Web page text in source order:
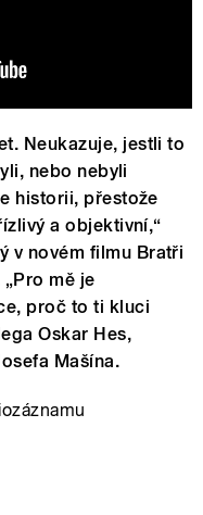
Neukazuje, jestli to
nebo nebyli
historii, přestože
a objektivní,“
v novém filmu Bratři
mě je
proč to ti kluci
Oskar Hes,
Mašína.